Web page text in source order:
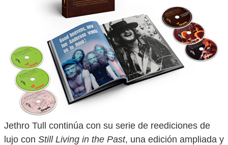
Jethro Tull continúa con su serie de reediciones de
lujo con Still Living in the Past, una edición ampliada y